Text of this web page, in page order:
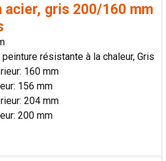
acier, gris 200/160 mm
résistante à la chaleur, Gris
160 mm
156 mm
204 mm
200 mm